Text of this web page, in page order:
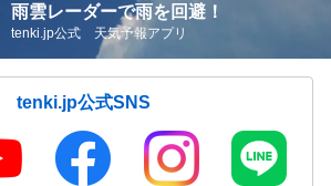
雨雲レーダーで雨を回避！
tenki.jp公式 天気予報アプリ
tenki.jp公式SNS